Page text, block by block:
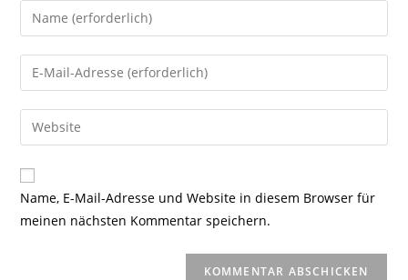
Gib
deinen
Namen
oder
zum
Kommentieren
ein
Gib
deine
E-
Mail-
zum
Kommentieren
ein
Gib
deine
Website-
URL
Name, E-Mail-Adresse und Website in diesem Browser für
meinen nächsten Kommentar speichern.